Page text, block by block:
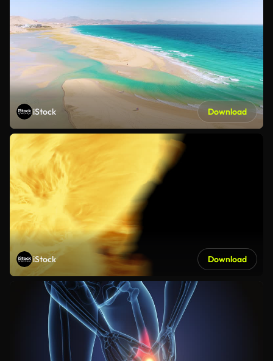
iStock Download
iStock Download